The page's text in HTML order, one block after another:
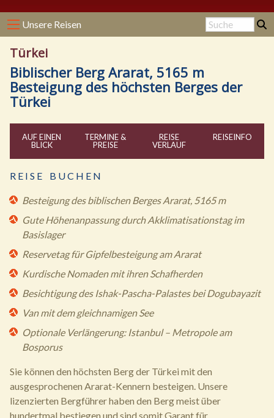
Unsere Reisen
Türkei
Biblischer Berg Ararat, 5165 m
Besteigung des höchsten Berges der
Türkei
AUF EINEN
BLICK
TERMINE &
PREISE
REISE
VERLAUF
REISEINFO
R E I S E B U C H E N
Besteigung des biblischen Berges Ararat, 5165 m
Gute Höhenanpassung durch Akklimatisationstag im
Basislager
Reservetag für Gipfelbesteigung am Ararat
Kurdische Nomaden mit ihren Schafherden
Besichtigung des Ishak-Pascha-Palastes bei Dogubayazit
Van mit dem gleichnamigen See
Optionale Verlängerung: Istanbul – Metropole am
Bosporus
Sie können den höchsten Berg der Türkei mit den
ausgesprochenen Ararat-Kennern besteigen. Unsere
lizenzierten Bergführer haben den Berg meist über
hundertmal bestiegen und sind somit Garant für